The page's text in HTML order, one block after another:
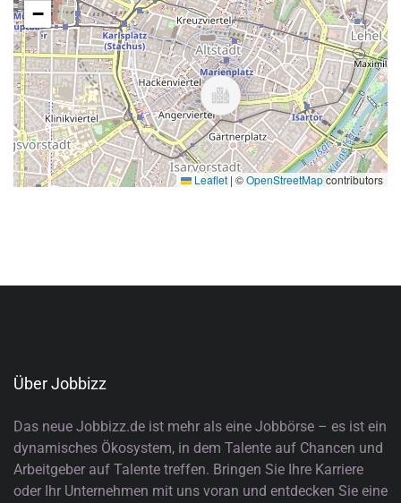
−
Leaflet | ©OpenStreetMapcontributors
Über Jobbizz
Das neue Jobbizz.de ist mehr als eine Jobbörse – es ist ein
dynamisches Ökosystem, in dem Talente auf Chancen und
Arbeitgeber auf Talente treffen. Bringen Sie Ihre Karriere
oder Ihr Unternehmen mit uns voran und entdecken Sie eine